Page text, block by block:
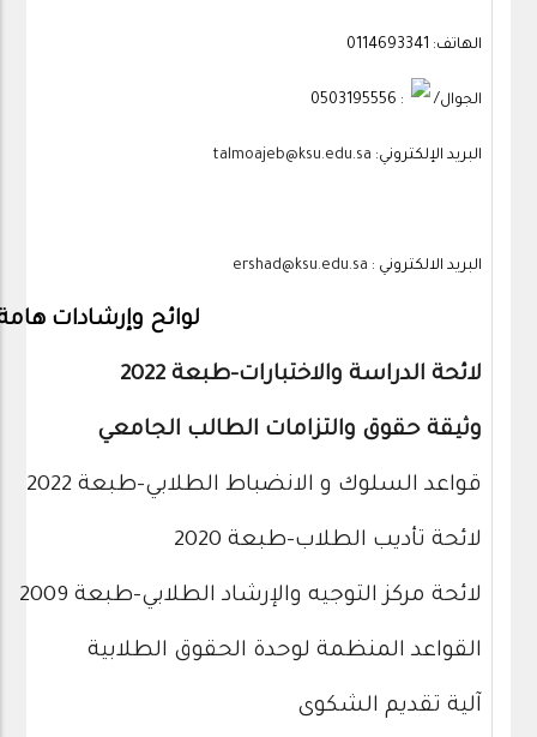
الهاتف: 0114693341
الجوال/ : 0503195556
البريد الإلكتروني: talmoajeb@ksu.edu.sa
البريد الالكتروني : ershad@ksu.edu.sa
لوائح وإرشادات
لائحة الدراسة والاختبارات-طبعة 2022
وثيقة حقوق والتزامات الطالب الجامعي
قواعد السلوك و الانضباط الطلابي-طبعة 2022
لائحة تأديب الطلاب-طبعة 2020
لائحة مركز التوجيه والإرشاد الطلابي-طبعة 2009
القواعد المنظمة لوحدة الحقوق الطلابية
آلية تقديم الشكوى